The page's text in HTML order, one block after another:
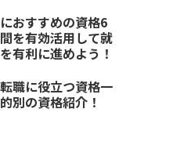
おすすめの資格6
を有効活用して就
有利に進めよう！
職に役立つ資格一
別の資格紹介！